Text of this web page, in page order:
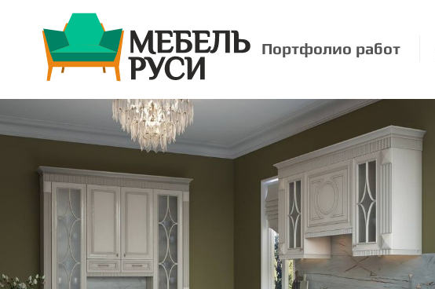
Портфолио работ